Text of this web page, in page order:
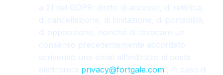
a 21 del GDPR: diritto di accesso, di rettifica,
di cancellazione, di limitazione, di portabilità,
di opposizione, nonché di revocare un
consenso precedentemente accordato
scrivendo una email all’indirizzo di posta
elettronica privacy@fortgale.com ; in caso di